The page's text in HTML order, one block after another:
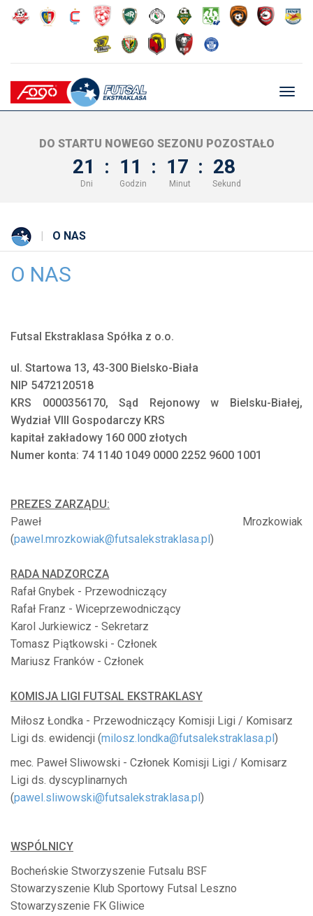
DO STARTU NOWEGO SEZONU POZOSTAŁO
21 : 11 : 17 : 28
Dni Godzin Minut Sekund
O NAS
O NAS
Futsal Ekstraklasa Spółka z o.o.
ul. Startowa 13, 43-300 Bielsko-Biała
NIP 5472120518
KRS 0000356170, Sąd Rejonowy w Bielsku-Białej,
Wydział VIII Gospodarczy KRS
kapitał zakładowy 160 000 złotych
Numer konta: 74 1140 1049 0000 2252 9600 1001
PREZES ZARZĄDU:
Paweł Mrozkowiak
(pawel.mrozkowiak@futsalekstraklasa.pl)
RADA NADZORCZA
Rafał Gnybek - Przewodniczący
Rafał Franz - Wiceprzewodniczący
Karol Jurkiewicz - Sekretarz
Tomasz Piątkowski - Członek
Mariusz Franków - Członek
KOMISJA LIGI FUTSAL EKSTRAKLASY
Miłosz Łondka - Przewodniczący Komisji Ligi / Komisarz
Ligi ds. ewidencji (milosz.londka@futsalekstraklasa.pl)
mec. Paweł Sliwowski - Członek Komisji Ligi / Komisarz
Ligi ds. dyscyplinarnych
(pawel.sliwowski@futsalekstraklasa.pl)
WSPÓLNICY
Bocheńskie Stworzyszenie Futsalu BSF
Stowarzyszenie Klub Sportowy Futsal Leszno
Stowarzyszenie FK Gliwice